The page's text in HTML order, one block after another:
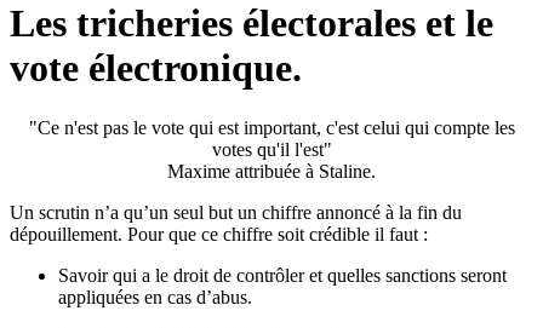
Les tricheries électorales et le
vote électronique.
"Ce n'est pas le vote qui est important, c'est celui qui compte les
votes qu'il l'est"
Maxime attribuée à Staline.
Un scrutin n’a qu’un seul but un chiffre annoncé à la fin du
dépouillement. Pour que ce chiffre soit crédible il faut :
Savoir qui a le droit de contrôler et quelles sanctions seront
appliquées en cas d’abus.